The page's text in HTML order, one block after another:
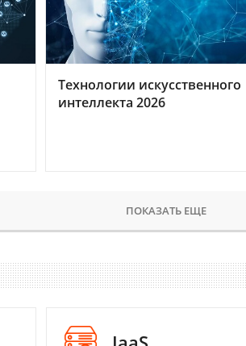
Технологии искусственного
интеллекта 2026
ПОКАЗАТЬ ЕЩЕ